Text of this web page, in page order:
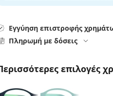
Εγγύηση επιστροφής
Πληρωμή με δόσεις
επιλογές